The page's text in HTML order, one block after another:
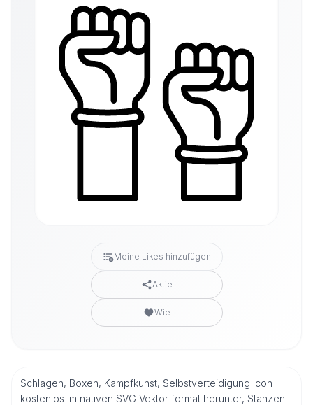
Meine Likes hinzufügen
Aktie
Wie
Schlagen, Boxen, Kampfkunst, Selbstverteidigung Icon
kostenlos im nativen SVG Vektor format herunter, Stanzen